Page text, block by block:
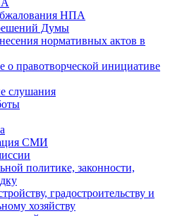
НПА
Думы
нормативных актов в
о правотворческой инициативе
слушания
СМИ
политике, законности,
градостроительству и
хозяйству